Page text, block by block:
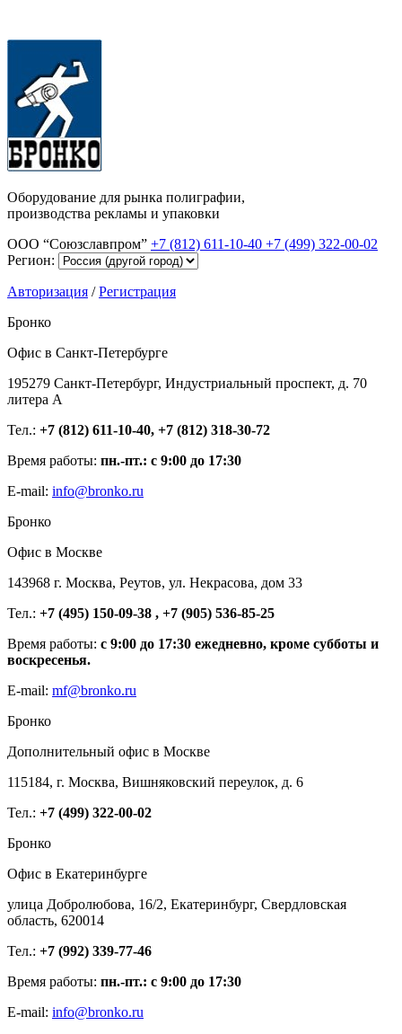
Оборудование для рынка полиграфии,
производства рекламы и упаковки
ООО “Союзславпром” +7 (812) 611-10-40 +7 (499) 322-00-02
Регион:
Авторизация /Регистрация
Бронко
Офис в Санкт-Петербурге
195279 Санкт-Петербург, Индустриальный проспект, д. 70
литера А
Тел.: +7 (812) 611-10-40, +7 (812) 318-30-72
Время работы: пн.-пт.: с 9:00 до 17:30
E-mail: info@bronko.ru
Бронко
Офис в Москве
143968 г. Москва, Реутов, ул. Некрасова, дом 33
Тел.: +7 (495) 150-09-38 , +7 (905) 536-85-25
Время работы: с 9:00 до 17:30 ежедневно, кроме субботы и
воскресенья.
E-mail: mf@bronko.ru
Бронко
Дополнительный офис в Москве
115184, г. Москва, Вишняковский переулок, д. 6
Тел.: +7 (499) 322-00-02
Бронко
Офис в Екатеринбурге
улица Добролюбова, 16/2, Екатеринбург, Свердловская
область, 620014
Тел.: +7 (992) 339-77-46
Время работы: пн.-пт.: с 9:00 до 17:30
E-mail: info@bronko.ru